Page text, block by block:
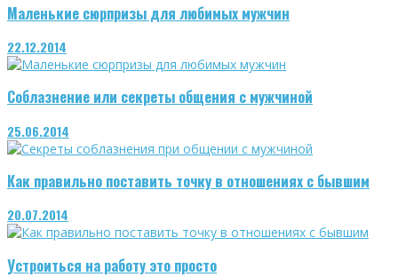
Маленькие сюрпризы для любимых мужчин
22.12.2014
Соблазнение или секреты общения с мужчиной
25.06.2014
Как правильно поставить точку в отношениях с бывшим
20.07.2014
Устроиться на работу это просто